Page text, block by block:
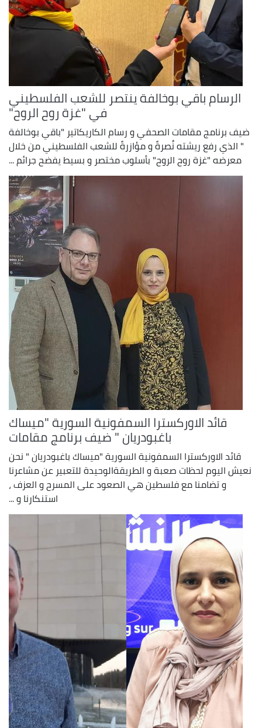
الرسام باقي بوخالفة ينتصر للشعب الفلسطيني
في "غزة روح الروح"
ضيف برنامج مقامات الصحفي و رسام الكاريكاتير "باقي بوخالفة
" الذي رفع ريشته نُصرةً و مؤازرةً للشعب الفلسطيني من خلال
معرضه "غزة روح الروح" بأسلوب مختصر و بسيط يفضح جرائم ...
قائد الاوركسترا السمفونية السورية "ميساك
باغبودريان " ضيف برنامج مقامات
قائد الاوركسترا السمفونية السورية "ميساك باغبودريان " نحن
نعيش اليوم لحظات صعبة و الطريقةالوحيدة للتعبير عن مشاعرنا
و تضامنا مع فلسطين هي الصعود على المسرح و العزف ،
استنكارنا و ...